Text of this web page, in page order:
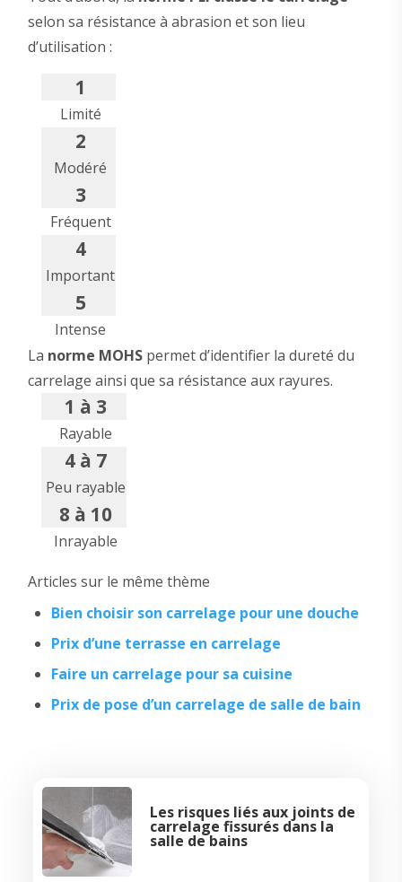
selon sa résistance à abrasion et son lieu
d’utilisation :
1
Limité
2
Modéré
3
Fréquent
4
Important
5
Intense
La norme MOHSpermet d’identifier la dureté du
carrelage ainsi que sa résistance aux rayures.
1 à 3
Rayable
4 à 7
Peu rayable
8 à 10
Inrayable
Articles sur le même thème
Bien choisir son carrelage pour une douche
Prix d’une terrasse en carrelage
Faire un carrelage pour sa cuisine
Prix de pose d’un carrelage de salle de bain
Les risques liés aux joints de
carrelage fissurés dans la
salle de bains